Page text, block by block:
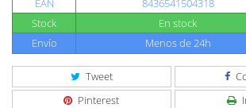
EAN
8436541504318
Stock
En stock
Envío
Menos de 24h
Tweet
Pinterest